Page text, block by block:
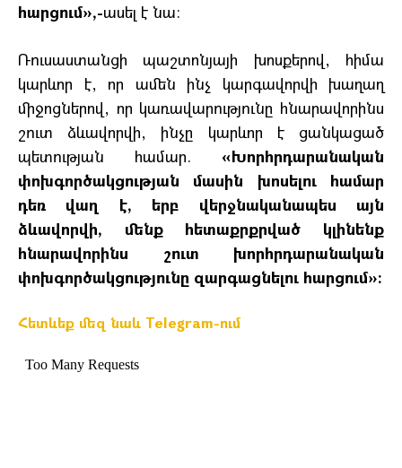
հարցում»,-ասել է նա:
Ռուսաստանցի պաշտոնյայի խոսքերով, հիմա
կարևոր է, որ ամեն ինչ կարգավորվի խաղաղ
միջոցներով, որ կառավարությունը հնարավորինս
շուտ ձևավորվի, ինչը կարևոր է ցանկացած
պետության համար. «Խորհրդարանական
փոխգործակցության մասին խոսելու համար
դեռ վաղ է, երբ վերջնականապես այն
ձևավորվի, մենք հետաքրքրված կլինենք
հնարավորինս շուտ խորհրդարանական
փոխգործակցությունը զարգացնելու հարցում»։
Հետևեք մեզ նաև Telegram-ում